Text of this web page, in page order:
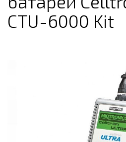
CTU-6000 Kit